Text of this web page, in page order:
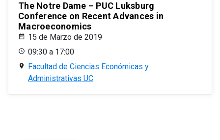
The Notre Dame – PUC Luksburg
Conference on Recent Advances in
Macroeconomics
15 de Marzo de 2019
09:30 a 17:00
Facultad de Ciencias Económicas y
Administrativas UC